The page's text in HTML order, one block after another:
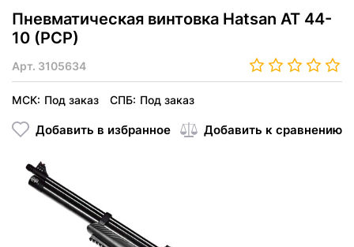
Пневматическая винтовка Hatsan AT 44-
10 (PCP)
Арт. 3105634
МСК: Под заказ СПБ: Под заказ
Добавить в избранное Добавить к сравнению